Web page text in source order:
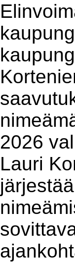
2026
Lauri